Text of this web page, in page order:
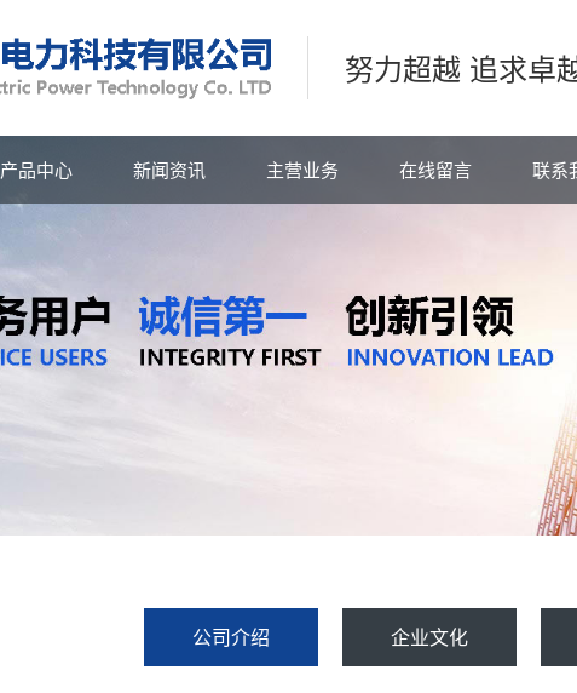
努力超越 追求卓
产品中心 新闻资讯 主营业务 在线留言 联系
公司介绍 企业文化